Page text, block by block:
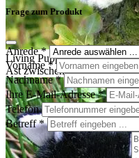
Living Puppets Handpuppe
Ast zwischen grünen Blättern
Frage zum Produkt
Anrede*
Vorname*
Nachname*
Ihre E-Mail-Adresse*
Telefon
Betreff*